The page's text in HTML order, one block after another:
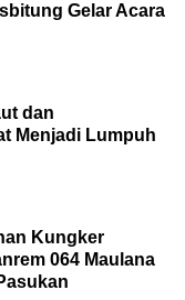
Gelar Acara
dan
Menjadi Lumpuh
Kungker
064 Maulana